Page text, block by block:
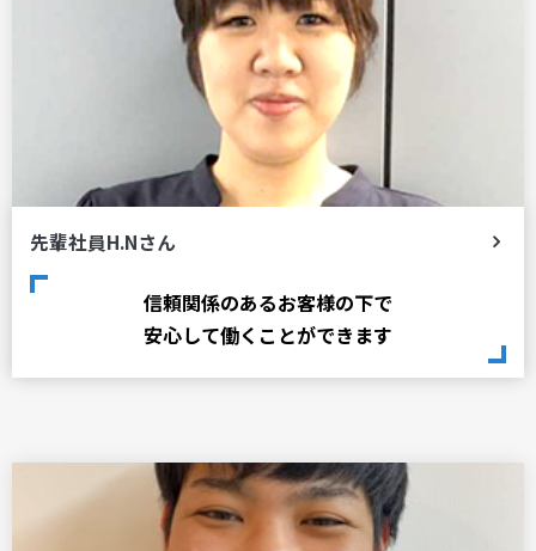
先輩社員H.Nさん
信頼関係のあるお客様の下で
安心して働くことができます